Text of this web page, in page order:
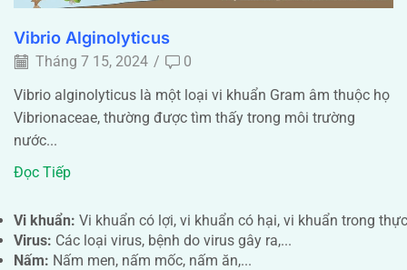
Vibrio Alginolyticus
Tháng 7 15, 2024 /
0
Vibrio alginolyticus là một loại vi khuẩn Gram âm thuộc họ
Vibrionaceae, thường được tìm thấy trong môi trường
nước...
Đọc Tiếp
Vi khuẩn: Vi khuẩn có lợi, vi khuẩn có hại, vi khuẩn trong
Virus: Các loại virus, bệnh do virus gây ra,...
Nấm: Nấm men, nấm mốc, nấm ăn,...